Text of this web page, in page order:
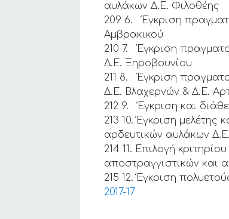
αυλάκων Δ.Ε. Φιλοθέης
209 6. Έγκριση
Αμβρακικού
210 7. Έγκριση
Δ.Ε. Ξηροβουνίου
211 8. Έγκριση
Δ.Ε. Βλαχερνών & Δ.Ε.
212 9. Έγκριση και
213 10. Έγκριση
αρδευτικών αυλάκων
214 11. Επιλογή
αποστραγγιστικών και
215 12. Έγκριση
2017-17